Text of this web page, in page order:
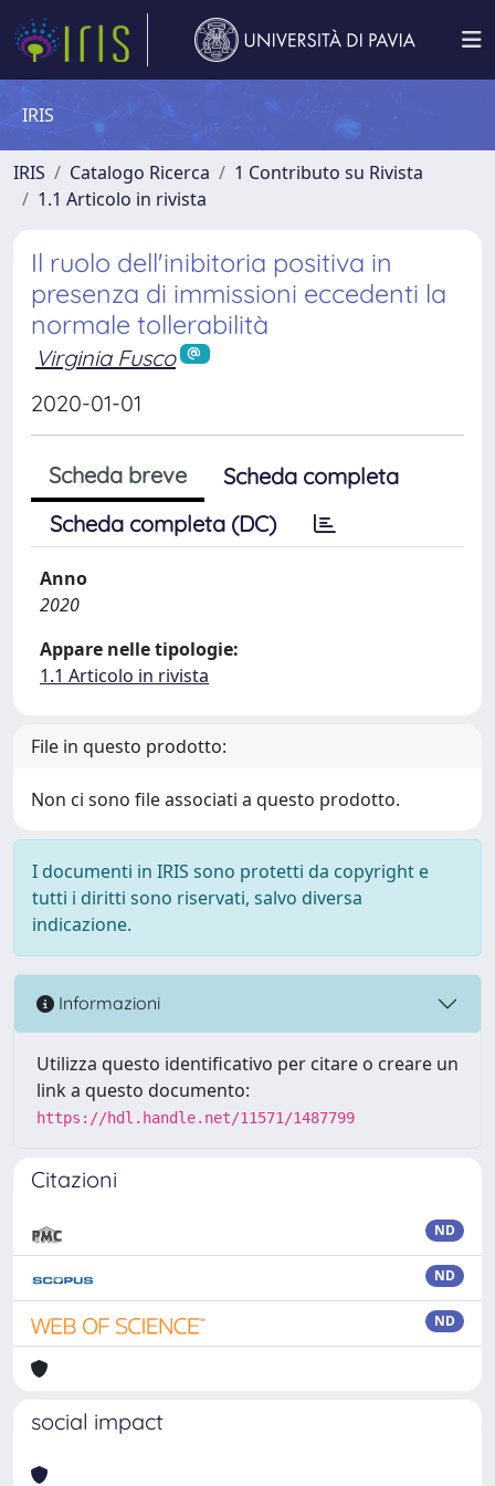
IRIS
IRIS Catalogo Ricerca
1 Contributo su Rivista
1.1 Articolo in rivista
Il ruolo dell'inibitoria positiva in
presenza di immissioni eccedenti la
normale tollerabilità
Virginia Fusco
2020-01-01
Scheda breve
Scheda completa
Scheda completa (DC)
Anno
2020
Appare nelle tipologie:
1.1 Articolo in rivista
File in questo prodotto:
Non ci sono file associati a questo prodotto.
I documenti in IRIS sono protetti da copyright e
tutti i diritti sono riservati, salvo diversa
indicazione.
Informazioni
Utilizza questo identificativo per citare o creare un
link a questo documento:
https://hdl.handle.net/11571/1487799
Citazioni
ND
ND
ND
social impact